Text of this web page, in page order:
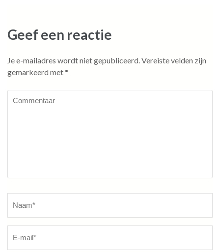
Geef een reactie
Je e-mailadres wordt niet gepubliceerd. Vereiste velden zijn
gemarkeerd met*